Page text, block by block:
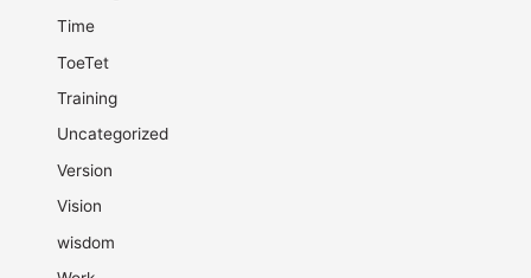
Time
ToeTet
Training
Uncategorized
Version
Vision
wisdom